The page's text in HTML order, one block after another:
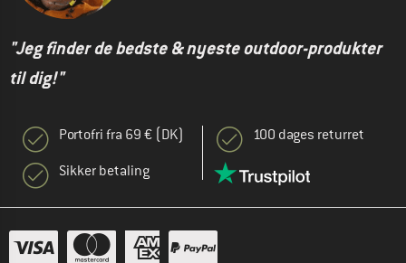
"Jeg finder de bedste & nyeste outdoor-produkter
til dig!"
Portofri fra 69 € (DK)
Sikker betaling
100 dages returret